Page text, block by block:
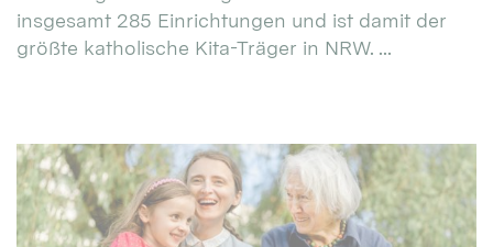
insgesamt 285 Einrichtungen und ist damit der
größte katholische Kita-Träger in NRW. ...